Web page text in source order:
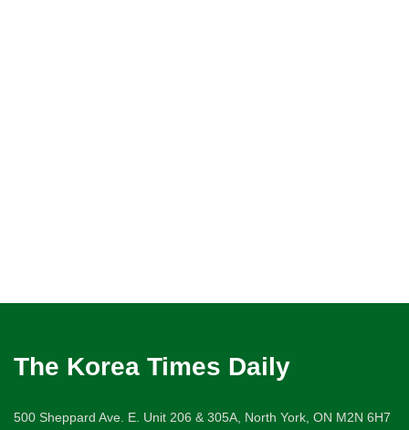
The Korea Times Daily
500 Sheppard Ave. E. Unit 206 & 305A, North York, ON M2N 6H7